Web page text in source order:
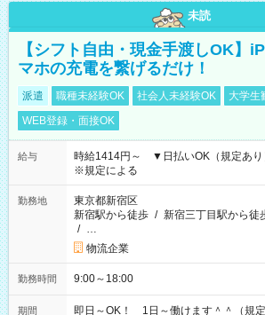
未読
【シフト自由・現金手渡しOK】
マホの充電を繋げるだけ！
派遣 職種未経験OK 社会人未経験OK 大学生
WEB登録・面接OK
給与
時給1414円～ ▼日払いOK（規定あ
※規定による
勤務地
東京都新宿区
新宿駅から徒歩 / 新宿三丁目駅から徒
/ …
物流企業
勤務時間 9:00～18:00
期間 即日～OK！ 1日～働けます＾＾（規定